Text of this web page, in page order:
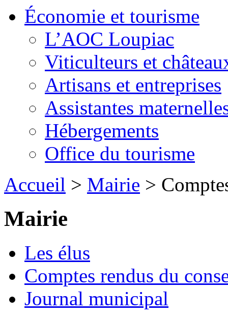
Économie et tourisme
L’AOC Loupiac
Viticulteurs et
Artisans et entreprises
Assistantes
Hébergements
Office du tourisme
Accueil > Mairie >
Mairie
Les élus
Comptes rendus du
Journal municipal